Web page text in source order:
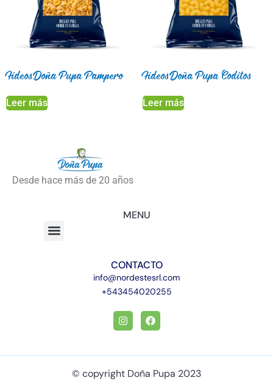
Fideos Doña Pupa Pampero
Leer más
Fideos Doña Pupa Coditos
Leer más
Desde hace más de 20 años
MENU
CONTACTO
info@nordestesrl.com
+543454020255
© copyright Doña Pupa 2023